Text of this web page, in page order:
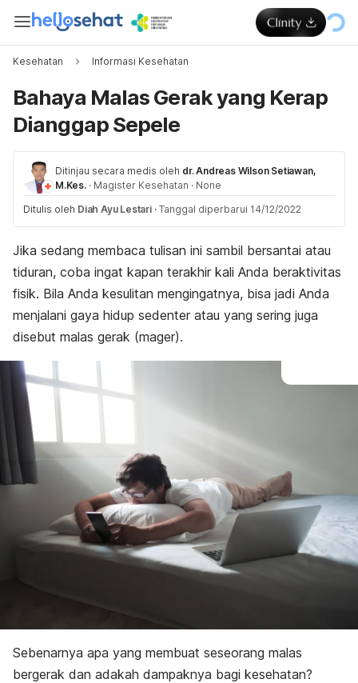
Kesehatan Informasi Kesehatan
Bahaya Malas Gerak yang Kerap
Dianggap Sepele
Ditinjau secara medis oleh dr. Andreas Wilson Setiawan,
M.Kes. · Magister Kesehatan · None
Ditulis oleh Diah Ayu Lestari · Tanggal diperbarui 14/12/2022
Jika sedang membaca tulisan ini sambil bersantai atau
tiduran, coba ingat kapan terakhir kali Anda beraktivitas
fisik. Bila Anda kesulitan mengingatnya, bisa jadi Anda
menjalani gaya hidup sedenter atau yang sering juga
disebut malas gerak (mager).
Sebenarnya apa yang membuat seseorang malas
bergerak dan adakah dampaknya bagi kesehatan?